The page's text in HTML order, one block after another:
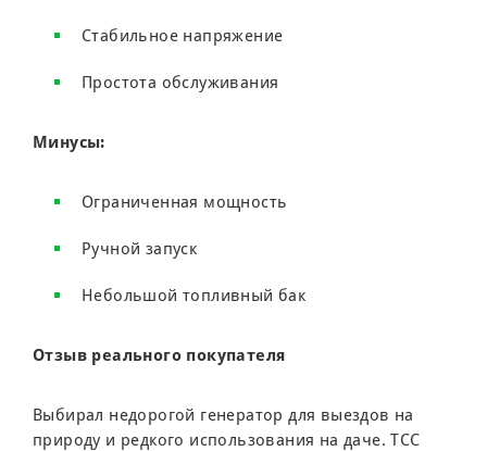
Стабильное напряжение
Простота обслуживания
Минусы:
Ограниченная мощность
Ручной запуск
Небольшой топливный бак
Отзыв реального покупателя
Выбирал недорогой генератор для выездов на
природу и редкого использования на даче. ТСС